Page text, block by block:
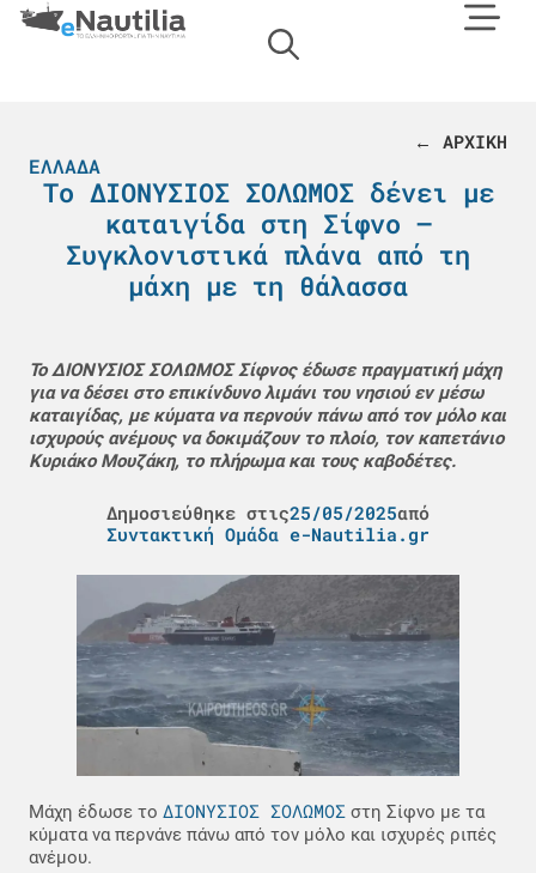
← ΑΡΧΙΚΗ
ΕΛΛΆΔΑ
Το ΔΙΟΝΥΣΙΟΣ ΣΟΛΩΜΟΣ δένει με
καταιγίδα στη Σίφνο –
Συγκλονιστικά πλάνα από τη
μάχη με τη θάλασσα
Το ΔΙΟΝΥΣΙΟΣ ΣΟΛΩΜΟΣ Σίφνος έδωσε πραγματική μάχη
για να δέσει στο επικίνδυνο λιμάνι του νησιού εν μέσω
καταιγίδας, με κύματα να περνούν πάνω από τον μόλο και
ισχυρούς ανέμους να δοκιμάζουν το πλοίο, τον καπετάνιο
Κυριάκο Μουζάκη, το πλήρωμα και τους καβοδέτες.
Δημοσιεύθηκε στις25/05/2025από
Συντακτική Ομάδα e-Nautilia.gr
Μάχη έδωσε το ΔΙΟΝΥΣΙΟΣ ΣΟΛΩΜΟΣ στη Σίφνο με τα
κύματα να περνάνε πάνω από τον μόλο και ισχυρές ριπές
ανέμου.